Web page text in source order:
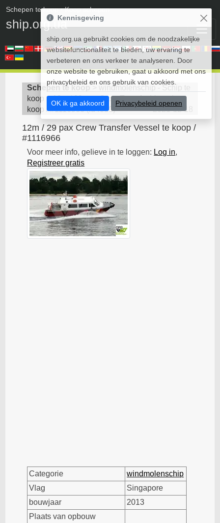
Schepen te koop• Koop schepen
ship.org.ua
Schepen te koop
windmolenschip - Schip te
koop >12m / 29 pax Crew Transfer Vessel te
koop / #1116966(id4080) 2021-12-18
12m / 29 pax Crew Transfer Vessel te koop /
#1116966
Voor meer info, gelieve in te loggen: Log in,
Registreer gratis
Categorie
windmolenschip
Vlag
Singapore
bouwjaar
2013
Plaats van opbouw
Kennisgeving
ship.org.ua gebruikt cookies om de noodzakelijke
websitefunctionaliteit te bieden, uw ervaring te
verbeteren en ons verkeer te analyseren. Door
onze website te gebruiken, gaat u akkoord met ons
privacybeleid en ons gebruik van cookies.
OK ik ga akkoord Privacybeleid openen